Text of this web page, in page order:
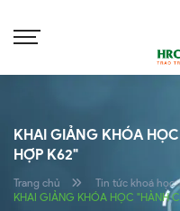
KHAI GIẢNG KHÓA
HỢP K62"
Trang chủ
Tin tức khoá học
KHAI GIẢNG KHÓA HỌC "HÀNH